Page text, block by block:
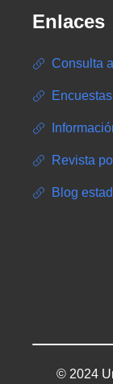
Enlaces
Consulta
Revista
Blog
© 2024